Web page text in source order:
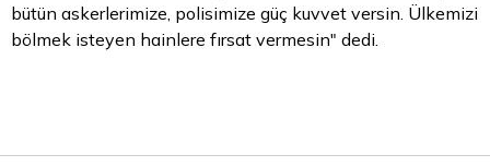
bütün askerlerimize, polisimize güç kuvvet versin. Ülkemizi
bölmek isteyen hainlere fırsat vermesin" dedi.